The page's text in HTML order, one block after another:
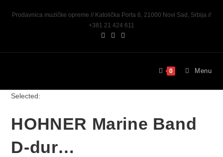
Prodavnica muzičke opreme // Katolička Porta 6, 21000 Novi Sad, Srbija //
+381 21 424 611
0 Menu
Selected:
HOHNER Marine Band
D-dur…